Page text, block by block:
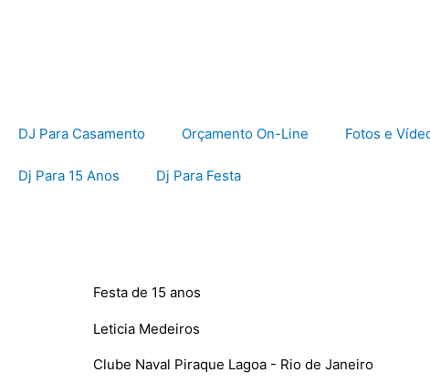
DJ Para Casamento Orçamento On-Line Fotos e
Dj Para 15 Anos Dj Para Festa
Festa de 15 anos
Leticia Medeiros
Clube Naval Piraque Lagoa - Rio de Janeiro